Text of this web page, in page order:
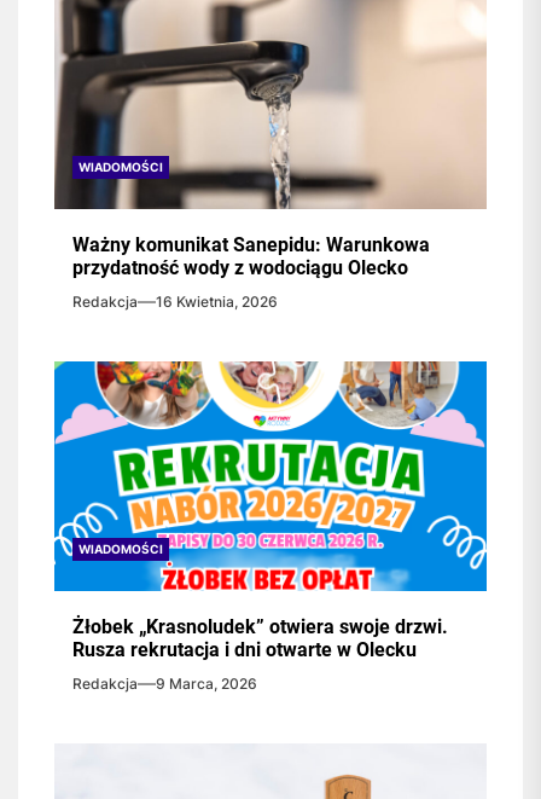
WIADOMOŚCI
Ważny komunikat Sanepidu: Warunkowa
przydatność wody z wodociągu Olecko
Redakcja 16 Kwietnia, 2026
WIADOMOŚCI
Żłobek „Krasnoludek” otwiera swoje drzwi.
Rusza rekrutacja i dni otwarte w Olecku
Redakcja 9 Marca, 2026